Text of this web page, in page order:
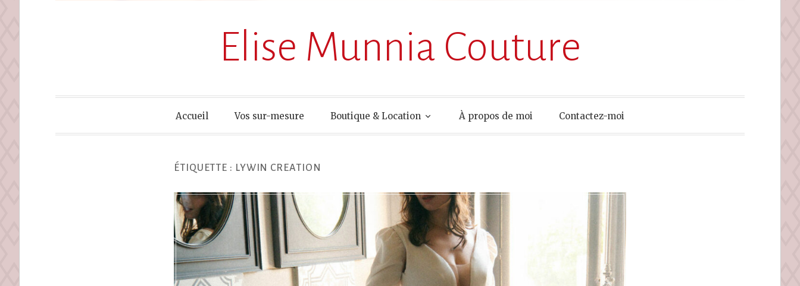
Elise Munnia Couture
Accueil Vos sur-mesure Boutique & Location À propos de moi Contactez-moi
ÉTIQUETTE : LYWIN CREATION